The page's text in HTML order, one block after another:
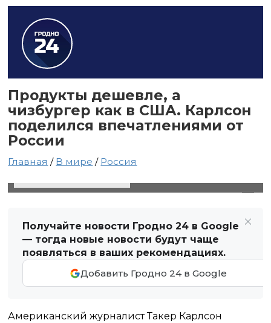
Продукты дешевле, а
чизбургер как в США. Карлсон
поделился впечатлениями от
России
Главная / В мире / Россия
Получайте новости Гродно 24 в Google
— тогда новые новости будут чаще
появляться в ваших рекомендациях.
Добавить Гродно 24 в Google
Американский журналист Такер Карлсон